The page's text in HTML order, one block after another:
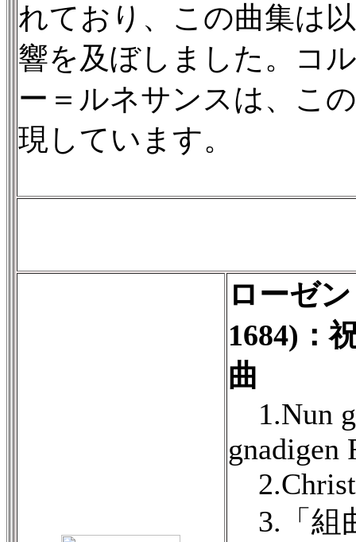
れており、この曲集は
響を及ぼしました。コ
ー＝ルネサンスは、こ
現しています。
ローゼ
1684)：
曲
1.Nun
gnadigen
3.「組